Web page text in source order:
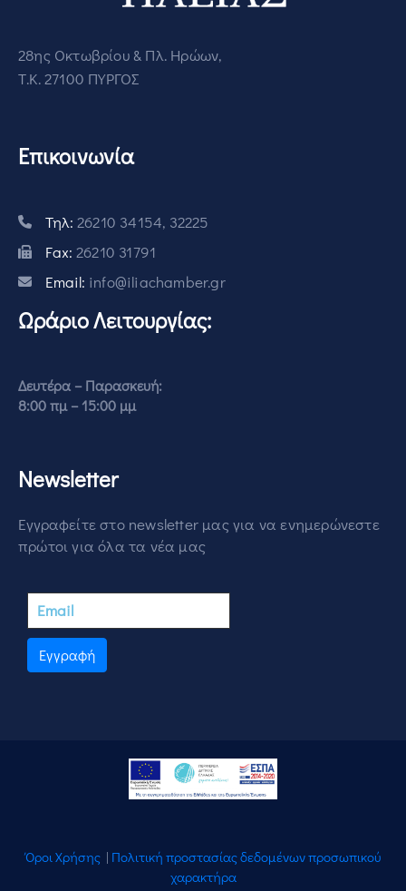
28ης Οκτωβρίου & Πλ. Ηρώων,
Τ.Κ. 27100 ΠΥΡΓΟΣ
Επικοινωνία
Τηλ: 26210 34154, 32225
Fax: 26210 31791
Email: info@iliachamber.gr
Ωράριο Λειτουργίας:
Δευτέρα – Παρασκευή:
8:00 πμ – 15:00 μμ
Newsletter
Εγγραφείτε στο newsletter μας για να ενημερώνεστε
πρώτοι για όλα τα νέα μας
Εγγραφή
Όροι Χρήσης | Πολιτική προστασίας δεδομένων προσωπικού
χαρακτήρα